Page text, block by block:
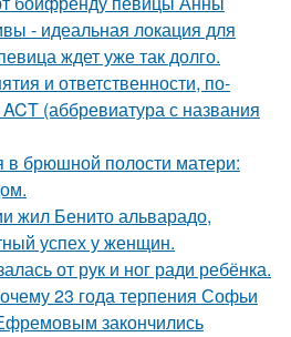
- идеальная локация для
ждет уже так долго.
и ответственности, по-
(аббревиатура с названия
в брюшной полости матери:
жил Бенито альварадо,
успех у женщин.
от рук и ног ради ребёнка.
23 года терпения Софьи
закончились